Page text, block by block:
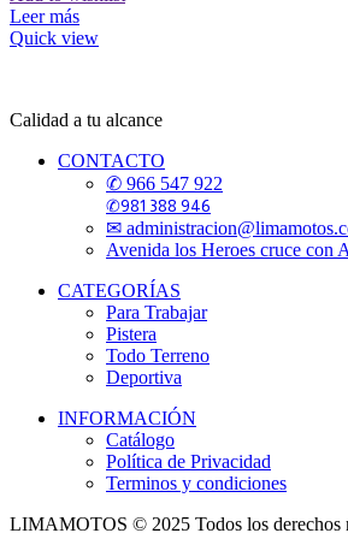
Leer más
Quick view
Calidad a tu alcance
CONTACTO
✆ 966 547 922
✆981 388 946
✉
Avenida los Heroes cruce con
CATEGORÍAS
Para Trabajar
Pistera
Todo Terreno
Deportiva
INFORMACIÓN
Catálogo
Política de Privacidad
Terminos y condiciones
LIMAMOTOS © 2025 Todos los derechos